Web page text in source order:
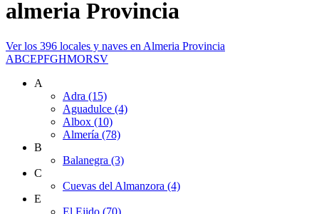
almeria Provincia
Ver los 396 locales y naves en Almeria Provincia
ABCEPFGHMORSV
A
Adra (15)
Aguadulce (4)
Albox (10)
Almería (78)
B
Balanegra (3)
C
Cuevas del Almanzora (4)
E
El Ejido (70)